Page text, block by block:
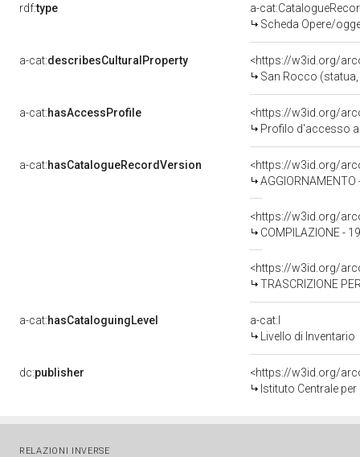
rdf:type
a-
Scheda Opere/
a-cat:describesCulturalProperty
<https://w3id.org/
San Rocco
a-cat:hasAccessProfile
<https://w3id.org/
Profilo d'accesso
a-cat:hasCatalogueRecordVersion
<https://w3id.org/
AGGIORNAMENTO
<https://w3id.org/
COMPILAZIONE -
<https://w3id.org/
TRASCRIZIONE
a-cat:hasCataloguingLevel
a-cat:I
Livello di Inventario
dc:publisher
<https://w3id.org/
Istituto Centrale
RELAZIONI INVERSE